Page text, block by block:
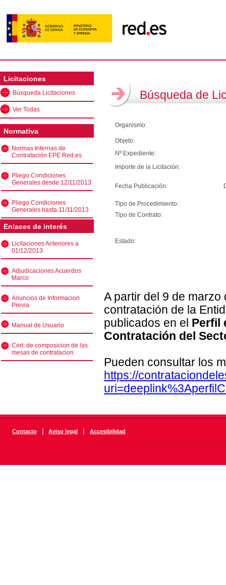
Licitaciones
Búsqueda Licitaciones
Ver Todas
Normativa
Normas Internas de
Contratación EPE Red.es
Pliego Condiciones
Generales desde 12/11/2013
Pliego Condiciones
Generales hasta 11/11/2013
Enlaces de interés
Licitaciones Anteriores a
01/12/2013
Adjudicaciones Acuerdos
Marco
Anuncios de Informacion
Previa
Manual de Usuario
Cert. de composicion de las
mesas de contratacion
Búsqueda de
Organismo:
Objeto:
Nº Expediente:
Importe de la Licitación:
Fecha Publicación:
Tipo de Procedimiento:
Tipo de Contrato:
Estado:
A partir del 9 de
contratación de la
publicados en el Perfil
Contratación del
Pueden consultar los
https://
Contacto | Aviso legal | Accesibilidad